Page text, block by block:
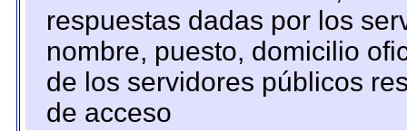
respuestas dadas por los
nombre, puesto, domicilio
de los servidores públicos
de acceso